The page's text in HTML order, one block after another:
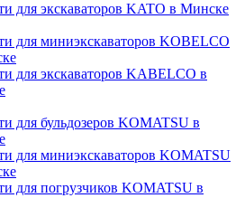
для экскаваторов KATO в Минске
для миниэкскаваторов KOBELCO
для экскаваторов KABELCO в
для бульдозеров KOMATSU в
для миниэкскаваторов KOMATSU
для погрузчиков KOMATSU в